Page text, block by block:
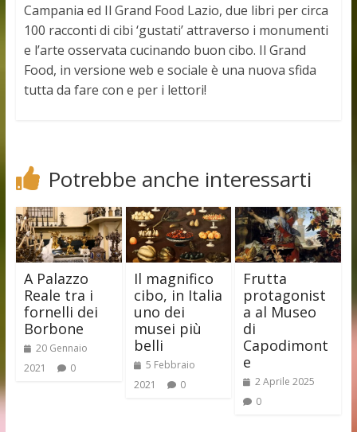
Campania ed Il Grand Food Lazio, due libri per circa
100 racconti di cibi ‘gustati’ attraverso i monumenti
e l’arte osservata cucinando buon cibo. Il Grand
Food, in versione web e sociale è una nuova sfida
tutta da fare con e per i lettori!
Potrebbe anche interessarti
A Palazzo
Reale tra i
fornelli dei
Borbone
20 Gennaio
2021
0
Il magnifico
cibo, in Italia
uno dei
musei più
belli
5 Febbraio
2021
0
Frutta
protagonist
a al Museo
di
Capodimont
e
2 Aprile 2025
0